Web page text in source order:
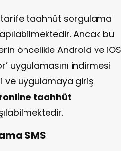
taahhüt sorgulama
Ancak bu
öncelikle Android ve iOS
uygulamasını indirmesi
ve uygulamaya giriş
taahhüt
SMS